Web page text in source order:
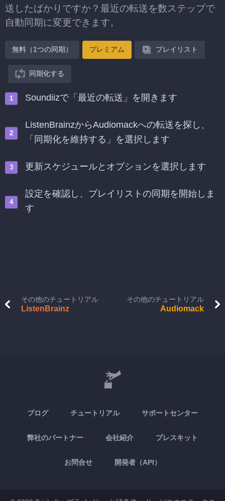
送したばかりですか？最近の転送を数ステップで
自動同期に変更できます。
無料（1つの同期） プレミアム プレイリスト
同期化する
Soundiizで「最近の転送」を開きます
ListenBrainzからAudiomackへの転送を探し、
「同期化を維持する」を選択します
更新スケジュールとオプションを選択します
設定を確認し、プレイリストの同期を開始しま
す
その他のチュートリアル
ListenBrainz
その他のチュートリアル
Audiomack
ブログ チュートリアル サポートセンター
弊社のパートナー 会社紹介 プレスキット
お問合せ 開発者（API）